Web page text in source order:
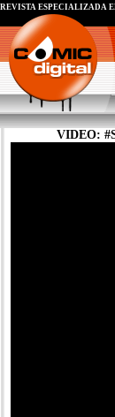
REVISTA ESPECIALIZADA
VIDEO: